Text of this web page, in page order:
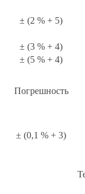
± (2 % + 5)
± (3 % + 4)
± (5 % + 4)
Погрешность
± (0,1 % + 3)